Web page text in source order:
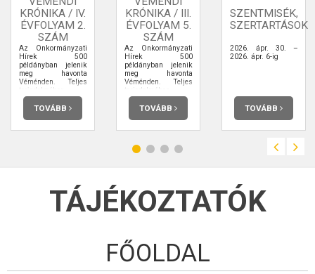
KRÓNIKA / IV.
ÉVFOLYAM 2.
SZÁM
Az Önkormányzati
Hírek 500
példányban jelenik
meg havonta
Véménden. Teljes
terjedelmében
elolvashatja.
TOVÁBB
KRÓNIKA / III.
ÉVFOLYAM 5.
SZÁM
Az Önkormányzati
Hírek 500
példányban jelenik
meg havonta
Véménden. Teljes
terjedelmében
elolvashatja.
TOVÁBB
SZENTMISÉK,
SZERTARTÁSOK
2026. ápr. 30. –
2026. ápr. 6-ig
TOVÁBB
TÁJÉKOZTATÓK
FŐOLDAL